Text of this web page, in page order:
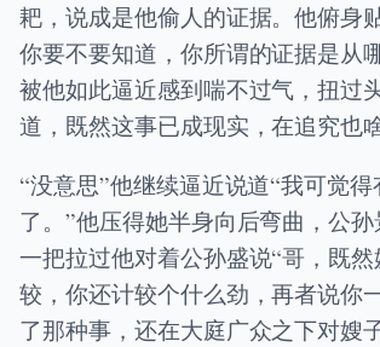
耙，说成是他偷人的证据。他俯身
你要不要知道，你所谓的证据是从
被他如此逼近感到喘不过气，扭过
道，既然这事已成现实，在追究也
“没意思”他继续逼近说道“我可觉得
了。”他压得她半身向后弯曲，公孙
一把拉过他对着公孙盛说“哥，既
较，你还计较个什么劲，再者说你
了那种事，还在大庭广众之下对嫂